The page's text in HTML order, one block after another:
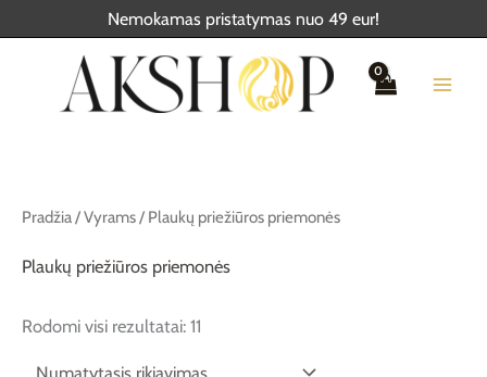
Nemokamas pristatymas nuo 49 eur!
Pradžia/Vyrams/ Plaukų priežiūros priemonės
Plaukų priežiūros priemonės
Rodomi visi rezultatai: 11